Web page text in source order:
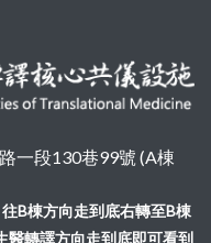
一段130巷99號 (A棟
B棟方向走到底右轉至B棟
醫轉譯方向走到底即可看到